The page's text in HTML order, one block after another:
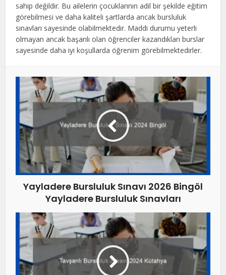
sahip değildir. Bu ailelerin çocuklarının adil bir şekilde eğitim
görebilmesi ve daha kaliteli şartlarda ancak bursluluk
sınavları sayesinde olabilmektedir. Maddi durumu yeterli
olmayan ancak başarılı olan öğrenciler kazandıkları burslar
sayesinde daha iyi koşullarda öğrenim görebilmektedirler.
Yayladere Bursluluk Sınavı 2026 Bingöl
Yayladere Bursluluk Sınavları